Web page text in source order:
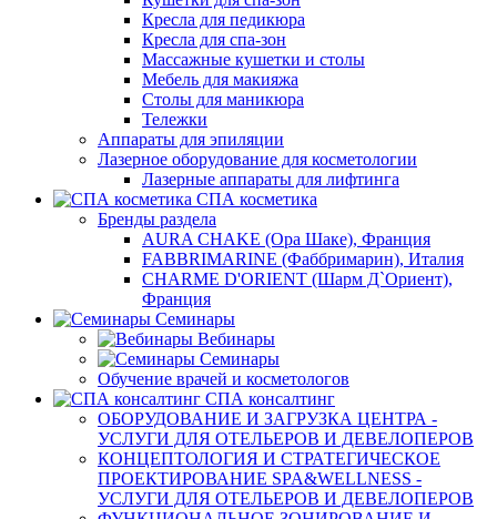
Кресла для педикюра
Кресла для спа-зон
Массажные кушетки и столы
Мебель для макияжа
Столы для маникюра
Тележки
Аппараты для эпиляции
Лазерное оборудование для косметологии
Лазерные аппараты для лифтинга
СПА косметика
Бренды раздела
AURA CHAKE (Ора Шаке), Франция
FABBRIMARINE (Фаббримарин), Италия
CHARME D'ORIENT (Шарм Д`Ориент),
Франция
Семинары
Вебинары
Семинары
Обучение врачей и косметологов
СПА консалтинг
ОБОРУДОВАНИЕ И ЗАГРУЗКА ЦЕНТРА -
УСЛУГИ ДЛЯ ОТЕЛЬЕРОВ И ДЕВЕЛОПЕРОВ
КОНЦЕПТОЛОГИЯ И СТРАТЕГИЧЕСКОЕ
ПРОЕКТИРОВАНИЕ SPA&WELLNESS -
УСЛУГИ ДЛЯ ОТЕЛЬЕРОВ И ДЕВЕЛОПЕРОВ